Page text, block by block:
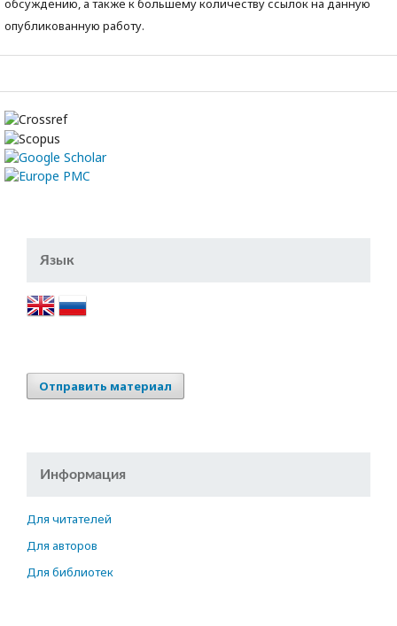
обсуждению, а также к большему количеству ссылок на данную
опубликованную работу.
Язык
Отправить материал
Информация
Для читателей
Для авторов
Для библиотек